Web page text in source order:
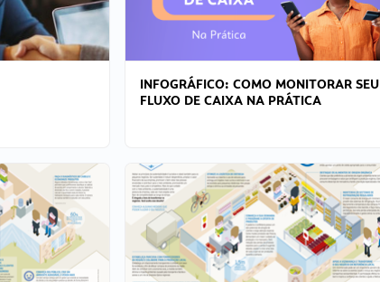
INFOGRÁFICO: COMO MONITORAR SEU
FLUXO DE CAIXA NA PRÁTICA